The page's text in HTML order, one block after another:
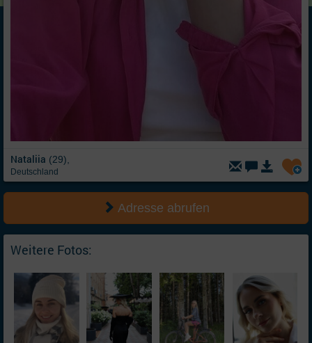
Nataliia (29),
Deutschland
Adresse abrufen
Weitere Fotos: